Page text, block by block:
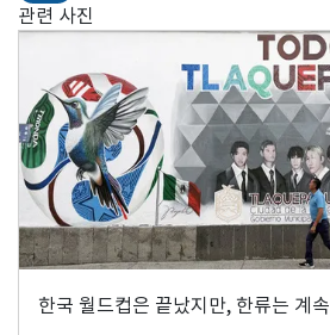
관련 사진
한국 월드컵은 끝났지만, 한류는 계속